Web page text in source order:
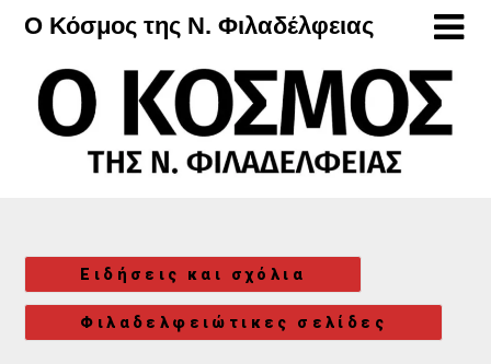
Μετάβαση
περιεχόμενο
Ο Κόσμος της Ν. Φιλαδέλφειας
Ειδήσεις και σχόλια
Φιλαδελφειώτικες σελίδες